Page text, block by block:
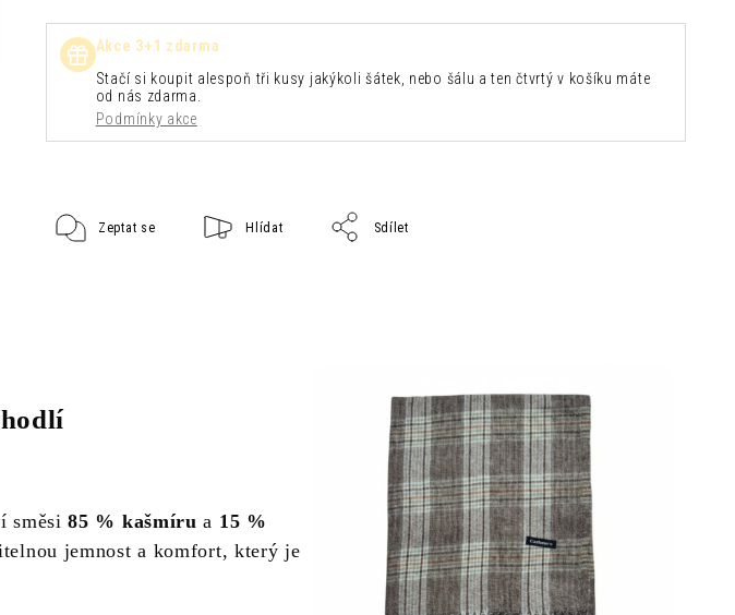
Akce 3+1 zdarma
Stačí si koupit alespoň tři kusy jakýkoli šátek, nebo šálu a ten čtvrtý v košíku máte
od nás zdarma.
Podmínky akce
Zeptat se Hlídat Sdílet
směsi85 % kašmíru a 15 %
jemnost a komfort, který je